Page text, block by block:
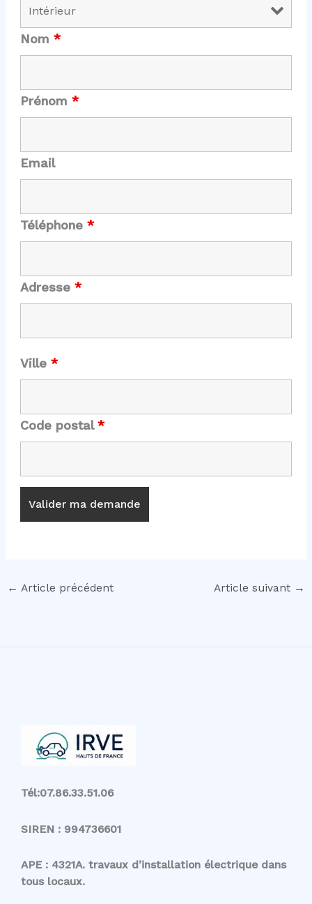
Nom *
Prénom *
Email
Téléphone *
Adresse *
Ville *
Code postal*
← Article précédent Article suivant →
Tél:07.86.33.51.06
SIREN : 994736601
APE : 4321A. travaux d’installation électrique dans
tous locaux.